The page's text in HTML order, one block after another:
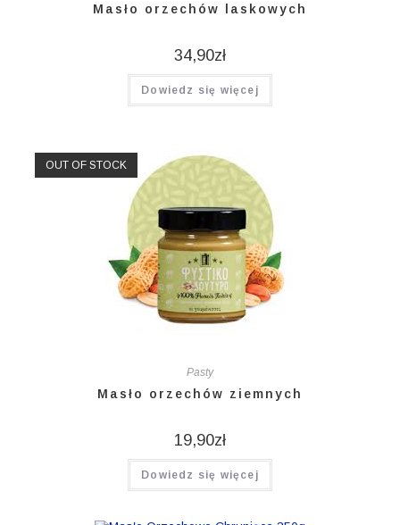
Masło orzechów laskowych
34,90zł
Dowiedz się więcej
OUT OF STOCK
Pasty
Masło orzechów ziemnych
19,90zł
Dowiedz się więcej